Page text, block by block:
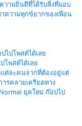
วามยินดีที่ได้รับสิ่งที่มอบ
ความทุกข์ยากของเพื่อน
โพสต์ได้เลย
ต่ละคนจากที่ต้องอยู่แต่
ารคลายเครียดทาง
ยุคใหม่ ก๊อปไป